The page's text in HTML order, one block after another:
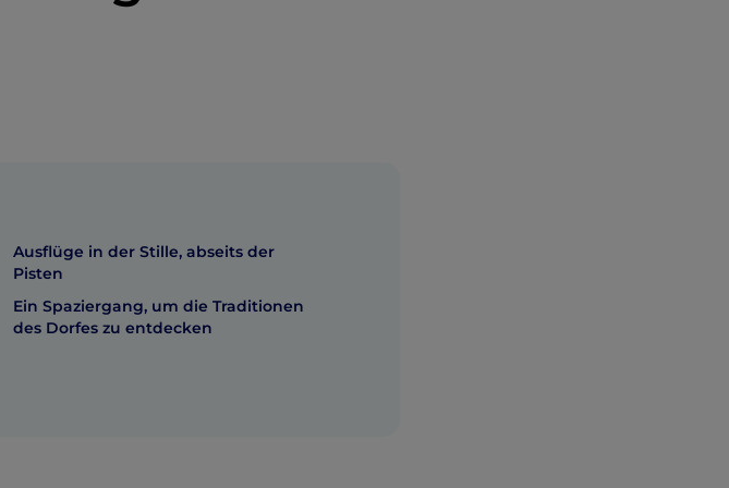
Ausflüge in der Stille, abseits der
Pisten
Ein Spaziergang, um die Traditionen
des Dorfes zu entdecken